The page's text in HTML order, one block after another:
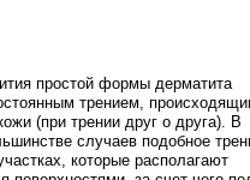
простой формы дерматита
трением,
(при трении друг о друга). В
случаев подобное
которые располагают